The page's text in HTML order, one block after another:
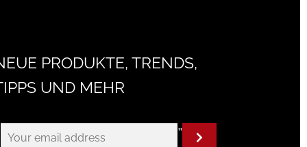
PRODUKTE, TRENDS,
UND MEHR
"